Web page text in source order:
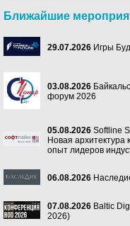
Ближайшие
29.07.2026 Игры
03.08.2026
форум 2026
05.08.2026 Softline
Новая архитектура
опыт лидеров
06.08.2026
07.08.2026 Baltic
2026)